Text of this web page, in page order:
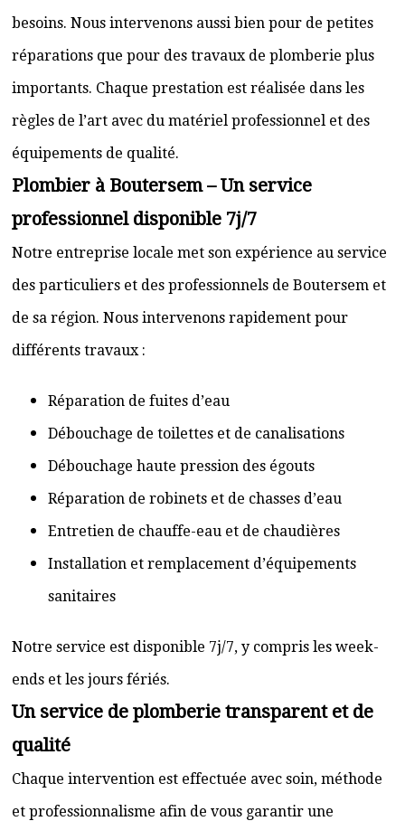
besoins. Nous intervenons aussi bien pour de petites
réparations que pour des travaux de plomberie plus
importants. Chaque prestation est réalisée dans les
règles de l’art avec du matériel professionnel et des
équipements de qualité.
Plombier à Boutersem – Un service
professionnel disponible 7j/7
Notre entreprise locale met son expérience au service
des particuliers et des professionnels de Boutersem et
de sa région. Nous intervenons rapidement pour
différents travaux :
Réparation de fuites d’eau
Débouchage de toilettes et de canalisations
Débouchage haute pression des égouts
Réparation de robinets et de chasses d’eau
Entretien de chauffe-eau et de chaudières
Installation et remplacement d’équipements
sanitaires
Notre service est disponible 7j/7, y compris les week-
ends et les jours fériés.
Un service de plomberie transparent et de
qualité
Chaque intervention est effectuée avec soin, méthode
et professionnalisme afin de vous garantir une